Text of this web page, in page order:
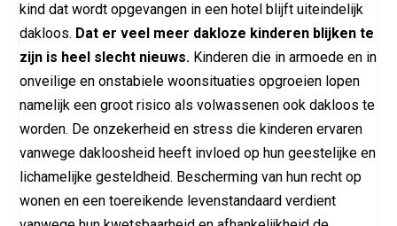
kind dat wordt opgevangen in een hotel blijft uiteindelijk
dakloos. Dat er veel meer dakloze kinderen blijken te
zijn is heel slecht nieuws. Kinderen die in armoede en in
onveilige en onstabiele woonsituaties opgroeien lopen
namelijk een groot risico als volwassenen ook dakloos te
worden. De onzekerheid en stress die kinderen ervaren
vanwege dakloosheid heeft invloed op hun geestelijke en
lichamelijke gesteldheid. Bescherming van hun recht op
wonen en een toereikende levenstandaard verdient